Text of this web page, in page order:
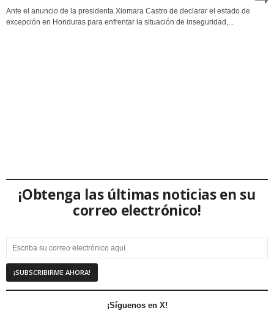
Ante el anuncio de la presidenta Xiomara Castro de declarar el estado de
excepción en Honduras para enfrentar la situación de inseguridad,...
¡Obtenga las últimas noticias en su
correo electrónico!
¡Síguenos en X!